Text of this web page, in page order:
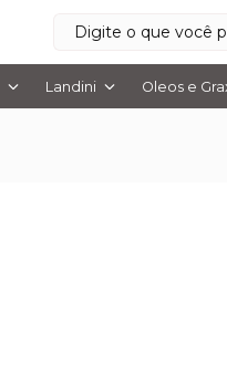
Landini Oleos e